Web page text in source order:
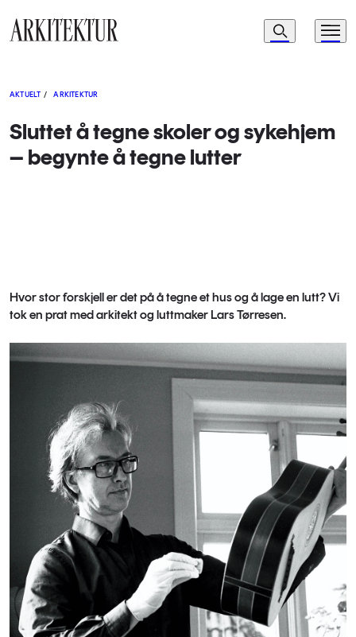
Navigasjon
Søk Meny
AKTUELT / ARKITEKTUR
Sluttet å tegne skoler og sykehjem
– begynte å tegne lutter
Hvor stor forskjell er det på å tegne et hus og å lage en lutt? Vi
tok en prat med arkitekt og luttmaker Lars Tørresen.